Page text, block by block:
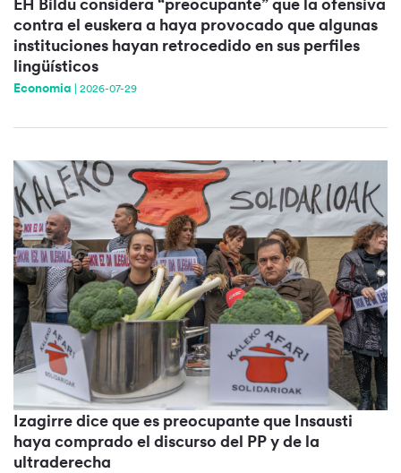
EH Bildu considera “preocupante” que la ofensiva
contra el euskera a haya provocado que algunas
instituciones hayan retrocedido en sus perfiles
lingüísticos
Economia 2026-07-29
Izagirre dice que es preocupante que Insausti
haya comprado el discurso del PP y de la
ultraderecha